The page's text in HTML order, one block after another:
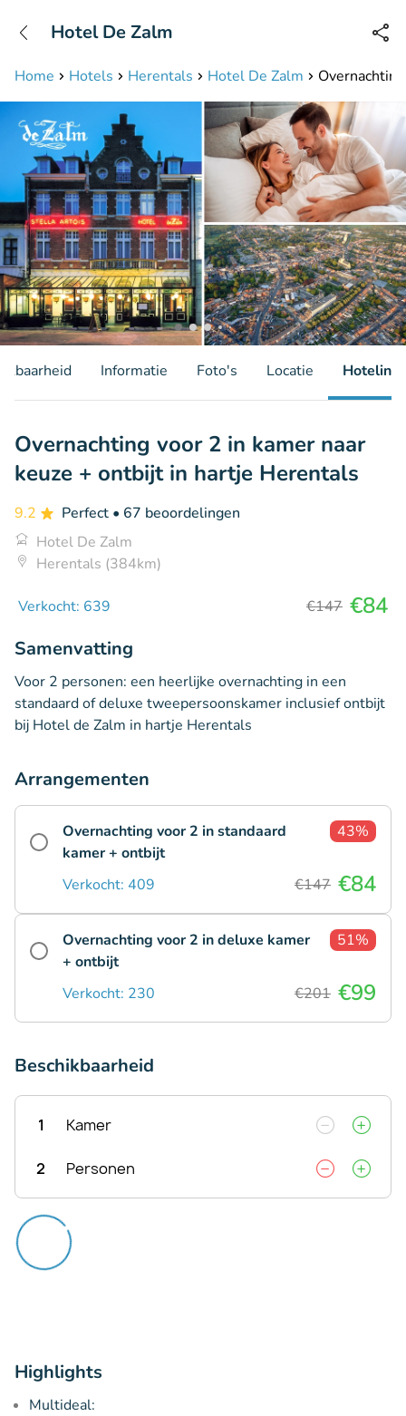
Bereikbaar tot 23:00 uur
Home Hotels Herentals Hotel De Zalm
Hotel De Zalm
Informatie Foto's Locatie Hotelinfo
Overnachting voor 2 in kamer naar
keuze + ontbijt in hartje Herentals
9.2 Perfect • 67 beoordelingen
Hotel De Zalm
Herentals (384km)
Verkocht: 639 €147 €84
Samenvatting
Voor 2 personen: een heerlijke overnachting in een
standaard of deluxe tweepersoonskamer inclusief ontbijt
bij Hotel de Zalm in hartje Herentals
Arrangementen
Overnachting voor 2 in standaard
kamer + ontbijt
43%
Verkocht: 409 €147 €84
Overnachting voor 2 in deluxe kamer
+ ontbijt
51%
Verkocht: 230 €201 €99
Beschikbaarheid
1 Kamer
2 Personen
Highlights
Multideal: